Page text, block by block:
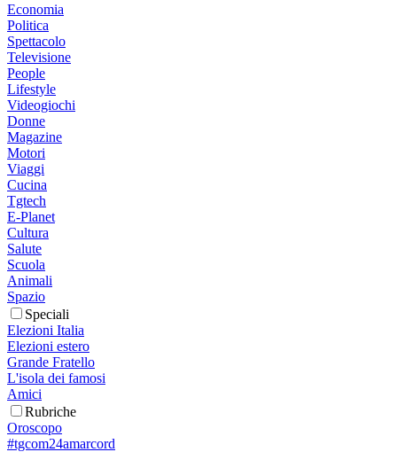
Economia
Politica
Spettacolo
Televisione
People
Lifestyle
Videogiochi
Donne
Magazine
Motori
Viaggi
Cucina
Tgtech
E-Planet
Cultura
Salute
Scuola
Animali
Spazio
Speciali
Elezioni Italia
Elezioni estero
Grande Fratello
L'isola dei famosi
Amici
Rubriche
Oroscopo
#tgcom24amarcord